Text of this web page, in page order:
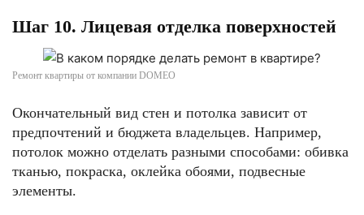
Шаг 10. Лицевая отделка поверхностей
Ремонт квартиры от компании DOMEO
Окончательный вид стен и потолка зависит от
предпочтений и бюджета владельцев. Например,
потолок можно отделать разными способами: обивка
тканью, покраска, оклейка обоями, подвесные
элементы.